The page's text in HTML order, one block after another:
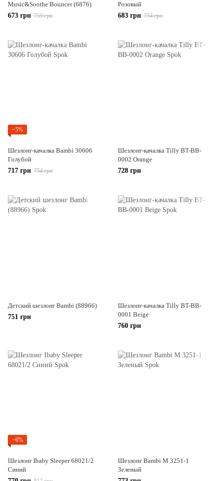
Music&Soothe Bouncer (6876)
673 грн 759 грн
Розовый
683 грн 754 грн
−5%
Шезлонг-качалка Bambi 30606
Голубой
717 грн 754 грн
Шезлонг-качалка Tilly BT-BB-
0002 Orange
728 грн
Детский шезлонг Bambi (88966)
751 грн
Шезлонг-качалка Tilly BT-BB-
0001 Beige
760 грн
−6%
Шезлонг Ibaby Sleeper 68021/2
Синий
Шезлонг Bambi M 3251-1
Зеленый